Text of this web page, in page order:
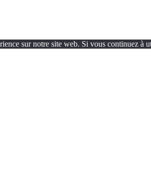
sur notre site web. Si vous continuez à